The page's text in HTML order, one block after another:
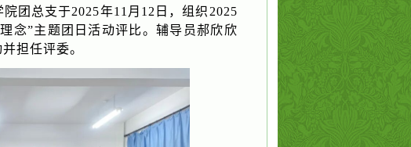
团总支于2025年11月12日，组织2025
念”主题团日活动评比。辅导员郝欣欣
担任评委。